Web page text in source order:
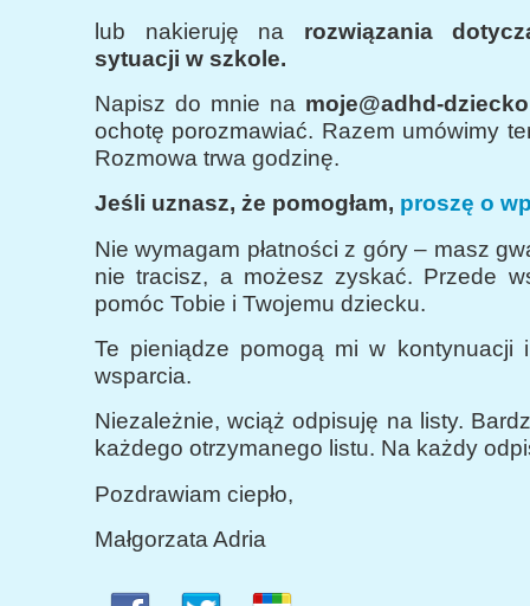
lub nakieruję na rozwiązania
sytuacji w szkole.
Napisz do mnie na moje@adhd-
ochotę porozmawiać. Razem umówimy
Rozmowa trwa godzinę.
Jeśli uznasz, że pomogłam, proszę o
Nie wymagam płatności z góry – masz
nie tracisz, a możesz zyskać. Przede
pomóc Tobie i Twojemu dziecku.
Te pieniądze pomogą mi w kontynuacji
wsparcia.
Niezależnie, wciąż odpisuję na listy.
każdego otrzymanego listu. Na każdy
Pozdrawiam ciepło,
Małgorzata Adria